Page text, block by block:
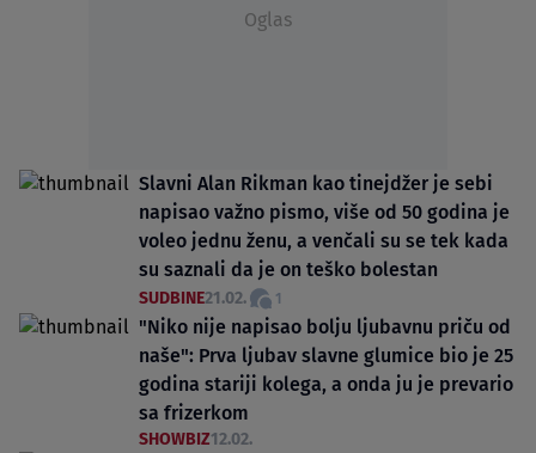
Oglas
Slavni Alan Rikman kao tinejdžer je sebi
napisao važno pismo, više od 50 godina je
voleo jednu ženu, a venčali su se tek kada
su saznali da je on teško bolestan
SUDBINE21.02. 1
"Niko nije napisao bolju ljubavnu priču od
naše": Prva ljubav slavne glumice bio je 25
godina stariji kolega, a onda ju je prevario
sa frizerkom
SHOWBIZ12.02.